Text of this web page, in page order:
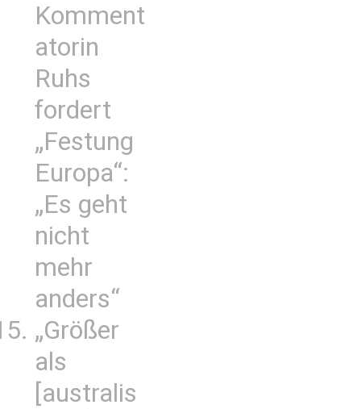
Komment
atorin
Ruhs
fordert
„Festung
Europa“:
„Es geht
nicht
mehr
anders“
„Größer
als
[australis